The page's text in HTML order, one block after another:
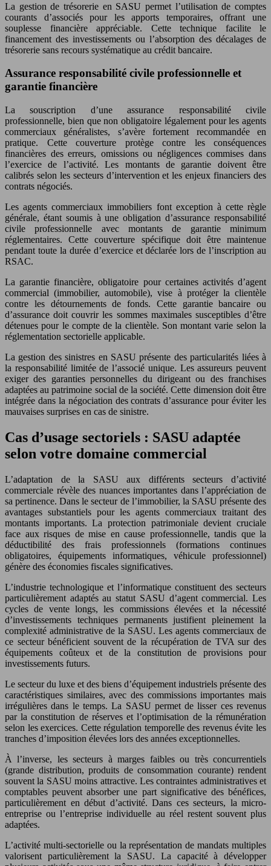
La gestion de trésorerie en SASU permet l’utilisation de comptes
courants d’associés pour les apports temporaires, offrant une
souplesse financière appréciable. Cette technique facilite le
financement des investissements ou l’absorption des décalages de
trésorerie sans recours systématique au crédit bancaire.
Assurance responsabilité civile professionnelle et
garantie financière
La souscription d’une assurance responsabilité civile
professionnelle, bien que non obligatoire légalement pour les agents
commerciaux généralistes, s’avère fortement recommandée en
pratique. Cette couverture protège contre les conséquences
financières des erreurs, omissions ou négligences commises dans
l’exercice de l’activité. Les montants de garantie doivent être
calibrés selon les secteurs d’intervention et les enjeux financiers des
contrats négociés.
Les agents commerciaux immobiliers font exception à cette règle
générale, étant soumis à une obligation d’assurance responsabilité
civile professionnelle avec montants de garantie minimum
réglementaires. Cette couverture spécifique doit être maintenue
pendant toute la durée d’exercice et déclarée lors de l’inscription au
RSAC.
La garantie financière, obligatoire pour certaines activités d’agent
commercial (immobilier, automobile), vise à protéger la clientèle
contre les détournements de fonds. Cette garantie bancaire ou
d’assurance doit couvrir les sommes maximales susceptibles d’être
détenues pour le compte de la clientèle. Son montant varie selon la
réglementation sectorielle applicable.
La gestion des sinistres en SASU présente des particularités liées à
la responsabilité limitée de l’associé unique. Les assureurs peuvent
exiger des garanties personnelles du dirigeant ou des franchises
adaptées au patrimoine social de la société. Cette dimension doit être
intégrée dans la négociation des contrats d’assurance pour éviter les
mauvaises surprises en cas de sinistre.
Cas d’usage sectoriels : SASU adaptée
selon votre domaine commercial
L’adaptation de la SASU aux différents secteurs d’activité
commerciale révèle des nuances importantes dans l’appréciation de
sa pertinence. Dans le secteur de l’immobilier, la SASU présente des
avantages substantiels pour les agents commerciaux traitant des
montants importants. La protection patrimoniale devient cruciale
face aux risques de mise en cause professionnelle, tandis que la
déductibilité des frais professionnels (formations continues
obligatoires, équipements informatiques, véhicule professionnel)
génère des économies fiscales significatives.
L’industrie technologique et l’informatique constituent des secteurs
particulièrement adaptés au statut SASU d’agent commercial. Les
cycles de vente longs, les commissions élevées et la nécessité
d’investissements techniques permanents justifient pleinement la
complexité administrative de la SASU. Les agents commerciaux de
ce secteur bénéficient souvent de la récupération de TVA sur des
équipements coûteux et de la constitution de provisions pour
investissements futurs.
Le secteur du luxe et des biens d’équipement industriels présente des
caractéristiques similaires, avec des commissions importantes mais
irrégulières dans le temps. La SASU permet de lisser ces revenus
par la constitution de réserves et l’optimisation de la rémunération
selon les exercices. Cette régulation temporelle des revenus évite les
tranches d’imposition élevées lors des années exceptionnelles.
À l’inverse, les secteurs à marges faibles ou très concurrentiels
(grande distribution, produits de consommation courante) rendent
souvent la SASU moins attractive. Les contraintes administratives et
comptables peuvent absorber une part significative des bénéfices,
particulièrement en début d’activité. Dans ces secteurs, la micro-
entreprise ou l’entreprise individuelle au réel restent souvent plus
adaptées.
L’activité multi-sectorielle ou la représentation de mandats multiples
valorisent particulièrement la SASU. La capacité à développer